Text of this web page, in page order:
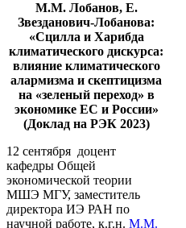
М.М. Лобанов, Е.
Звезданович-Лобанова:
«Сцилла и Харибда
климатического дискурса:
влияние климатического
алармизма и скептицизма
на «зеленый переход» в
экономике ЕС и России»
(Доклад на РЭК 2023)
12 сентября доцент
кафедры Общей
экономической теории
МШЭ МГУ, заместитель
директора ИЭ РАН по
научной работе, к.г.н. М.М.